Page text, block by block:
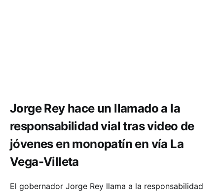
Jorge Rey hace un llamado a la
responsabilidad vial tras video de
jóvenes en monopatín en vía La
Vega-Villeta
El gobernador Jorge Rey llama a la responsabilidad